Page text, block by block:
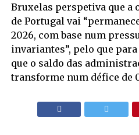
Bruxelas perspetiva que a
de Portugal vai
2026, com base num
invariantes”, pelo que
que o saldo das
transforme num défice de